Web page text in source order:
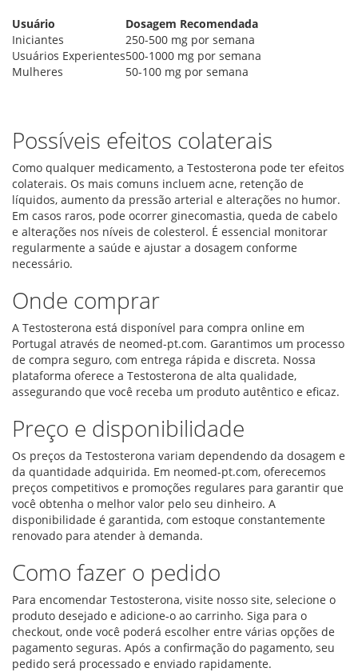
Usuário
Dosagem Recomendada
Iniciantes
250-500 mg por semana
Usuários Experientes500-1000 mg por semana
Mulheres
50-100 mg por semana
Possíveis efeitos colaterais
Como qualquer medicamento, a Testosterona pode ter efeitos
colaterais. Os mais comuns incluem acne, retenção de
líquidos, aumento da pressão arterial e alterações no humor.
Em casos raros, pode ocorrer ginecomastia, queda de cabelo
e alterações nos níveis de colesterol. É essencial monitorar
regularmente a saúde e ajustar a dosagem conforme
necessário.
Onde comprar
A Testosterona está disponível para compra online em
Portugal através de neomed-pt.com. Garantimos um processo
de compra seguro, com entrega rápida e discreta. Nossa
plataforma oferece a Testosterona de alta qualidade,
assegurando que você receba um produto autêntico e eficaz.
Preço e disponibilidade
Os preços da Testosterona variam dependendo da dosagem e
da quantidade adquirida. Em neomed-pt.com, oferecemos
preços competitivos e promoções regulares para garantir que
você obtenha o melhor valor pelo seu dinheiro. A
disponibilidade é garantida, com estoque constantemente
renovado para atender à demanda.
Como fazer o pedido
Para encomendar Testosterona, visite nosso site, selecione o
produto desejado e adicione-o ao carrinho. Siga para o
checkout, onde você poderá escolher entre várias opções de
pagamento seguras. Após a confirmação do pagamento, seu
pedido será processado e enviado rapidamente.